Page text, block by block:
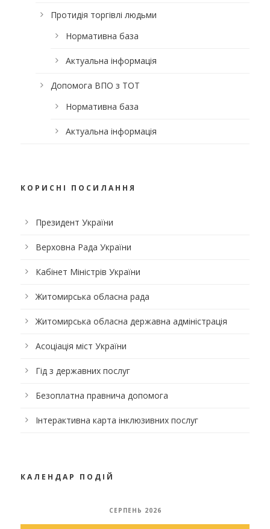
Протидія торгівлі людьми
Нормативна база
Актуальна інформація
Допомога ВПО з ТОТ
Нормативна база
Актуальна інформація
КОРИСНІ ПОСИЛАННЯ
Президент України
Верховна Рада України
Кабінет Міністрів України
Житомирська обласна рада
Житомирська обласна державна адміністрація
Асоціація міст України
Гід з державних послуг
Безоплатна правнича допомога
Інтерактивна карта інклюзивних послуг
КАЛЕНДАР ПОДІЙ
СЕРПЕНЬ 2026